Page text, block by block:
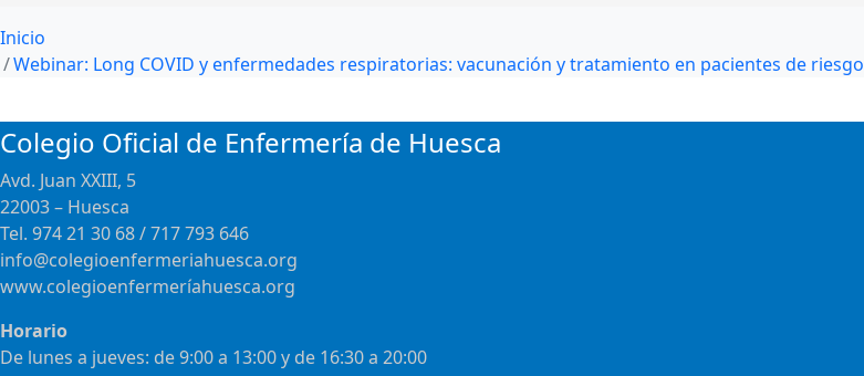
Inicio
Webinar: Long COVID y enfermedades respiratorias: vacunación y tratamiento en pacientes de riesgo
Colegio Oficial de Enfermería de Huesca
Avd. Juan XXIII, 5
22003 – Huesca
Tel. 974 21 30 68 / 717 793 646
info@colegioenfermeriahuesca.org
www.colegioenfermeríahuesca.org
Horario
De lunes a jueves: de 9:00 a 13:00 y de 16:30 a 20:00